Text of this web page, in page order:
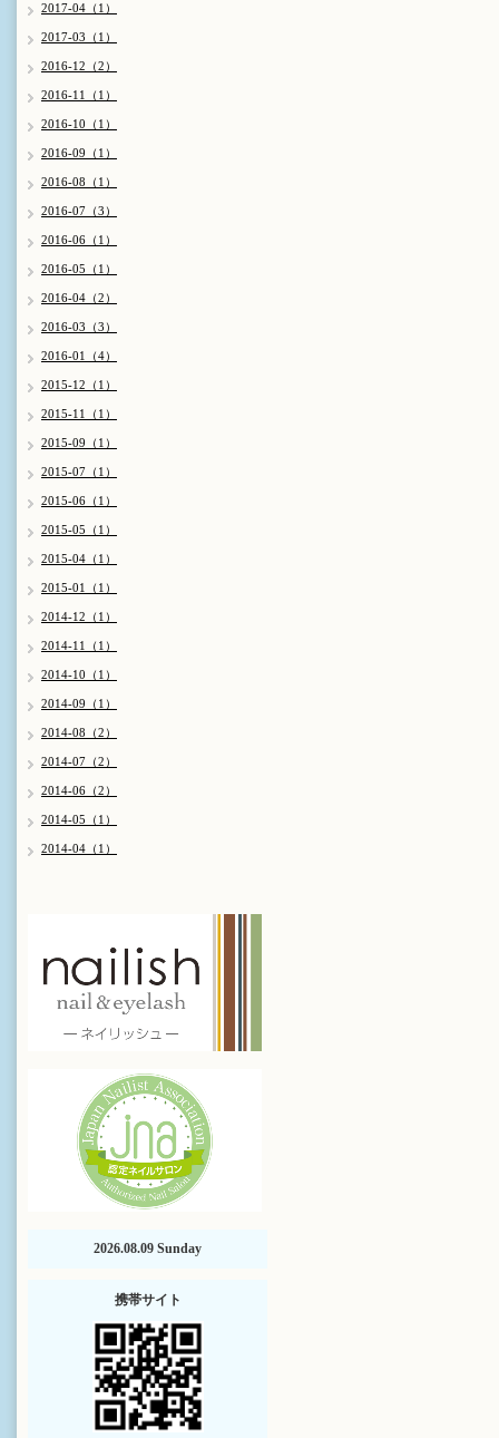
2017-04（1）
2017-03（1）
2016-12（2）
2016-11（1）
2016-10（1）
2016-09（1）
2016-08（1）
2016-07（3）
2016-06（1）
2016-05（1）
2016-04（2）
2016-03（3）
2016-01（4）
2015-12（1）
2015-11（1）
2015-09（1）
2015-07（1）
2015-06（1）
2015-05（1）
2015-04（1）
2015-01（1）
2014-12（1）
2014-11（1）
2014-10（1）
2014-09（1）
2014-08（2）
2014-07（2）
2014-06（2）
2014-05（1）
2014-04（1）
2026.08.09 Sunday
携帯サイト